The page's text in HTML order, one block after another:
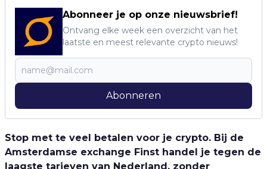
Abonneer je op onze nieuwsbrief!
Ontvang elke week een overzicht van het
laatste en meest relevante crypto nieuws!
Abonneren
Stop met te veel betalen voor je crypto. Bij de
Amsterdamse exchange Finst handel je tegen de
laagste tarieven van Nederland, zonder